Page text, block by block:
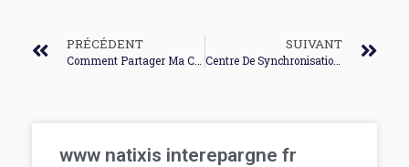
PRÉCÉDENT SUIVANT
Centre De Synchronisation Windows 7 Fichiers Hors Connexion
www natixis interepargne fr